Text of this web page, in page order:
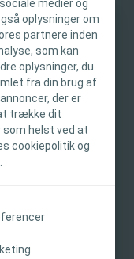
medier og
oplysninger om
partnere inden
som kan
oplysninger, du
fra din brug af
der er
trække dit
helst ved at
cookiepolitik og
til
indhold er
produkter,
udelukkende til
formål.
der giver
eller andre
typer
ikke medicinsk
er ikke
en
bør ikke bruges til
være i
og